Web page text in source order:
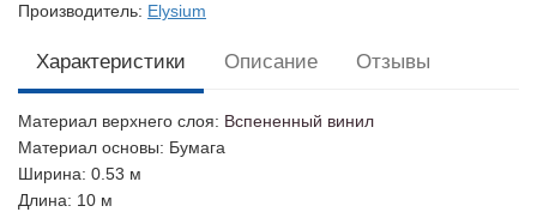
Производитель: Elysium
Характеристики Описание Отзывы
Материал верхнего слоя: Вспененный винил
Материал основы: Бумага
Ширина: 0.53 м
Длина: 10 м